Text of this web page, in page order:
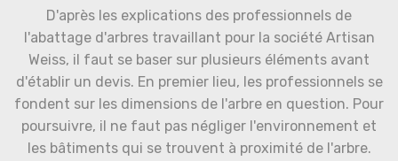
D'après les explications des professionnels de
l'abattage d'arbres travaillant pour la société Artisan
Weiss, il faut se baser sur plusieurs éléments avant
d'établir un devis. En premier lieu, les professionnels se
fondent sur les dimensions de l'arbre en question. Pour
poursuivre, il ne faut pas négliger l'environnement et
les bâtiments qui se trouvent à proximité de l'arbre.